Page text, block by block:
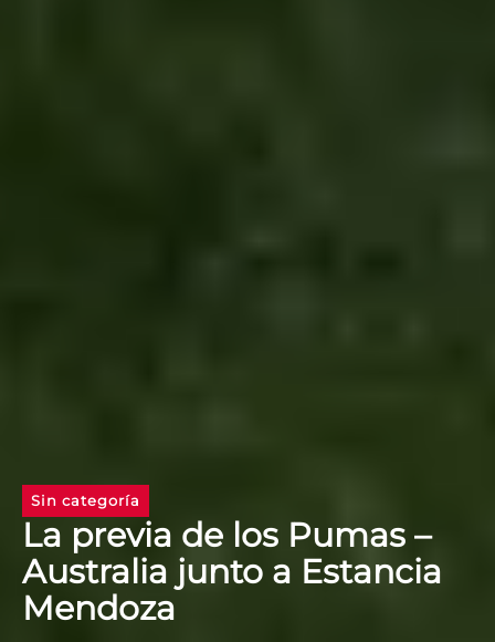
Sin categoría
La previa de los Pumas –
Australia junto a Estancia
Mendoza